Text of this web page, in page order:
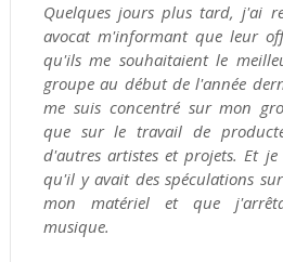
Quelques jours plus tard, j'ai
avocat m'informant que leur
qu'ils me souhaitaient le
groupe au début de l'année
me suis concentré sur mon
que sur le travail de
d'autres artistes et projets. Et
qu'il y avait des spéculations
mon matériel et que
musique.